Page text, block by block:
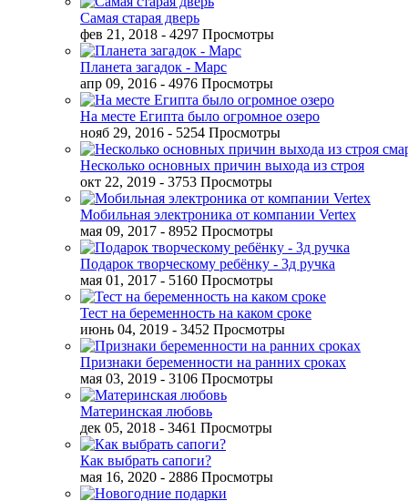
Самая старая дверь
фев 21, 2018 - 4297 Просмотры
Планета загадок - Марс
апр 09, 2016 - 4976 Просмотры
На месте Египта было огромное озеро
нояб 29, 2016 - 5254 Просмотры
Несколько основных причин выхода из строя
окт 22, 2019 - 3753 Просмотры
Мобильная электроника от компании Vertex
мая 09, 2017 - 8952 Просмотры
Подарок творческому ребёнку - 3д ручка
мая 01, 2017 - 5160 Просмотры
Тест на беременность на каком сроке
июнь 04, 2019 - 3452 Просмотры
Признаки беременности на ранних сроках
мая 03, 2019 - 3106 Просмотры
Материнская любовь
дек 05, 2018 - 3461 Просмотры
Как выбрать сапоги?
мая 16, 2020 - 2886 Просмотры